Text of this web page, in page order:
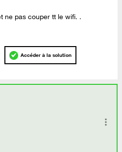
ne pas couper tt le wifi. .
Accéder à la solution